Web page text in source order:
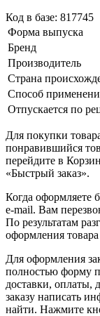
Код в базе: 817745
Форма выпуска
Бренд
Производитель
Страна
Способ
Отпускается по
Для покупки
понравившийся
перейдите в
«Быстрый заказ».
Когда оформляете
e-mail. Вам
По результатам
оформления товара
Для оформления
полностью форму
доставки, оплаты,
заказу написать
найти. Нажмите